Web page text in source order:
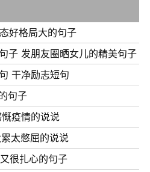
做一个淡泊平和的女子，做一
好格局大的句子
子 发朋友圈晒女儿的精美句子
干净励志短句
句子
疫情的说说
太憋屈的说说
很扎心的句子